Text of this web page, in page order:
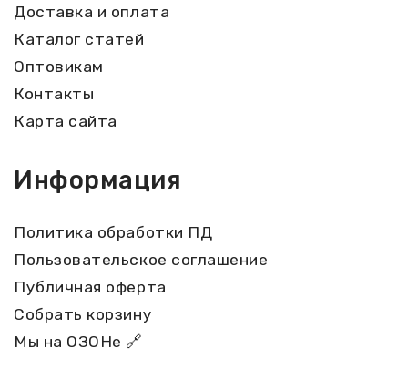
Доставка и оплата
Каталог статей
Оптовикам
Контакты
Карта сайта
Информация
Политика обработки ПД
Пользовательское соглашение
Публичная оферта
Собрать корзину
Мы на ОЗОНе 🔗